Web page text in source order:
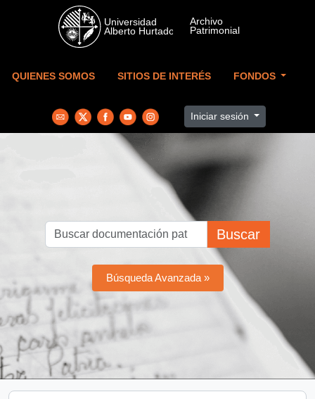
Skip to main content
QUIENES SOMOS SITIOS DE INTERÉS FONDOS
Iniciar sesión
Buscar
Búsqueda Avanzada »